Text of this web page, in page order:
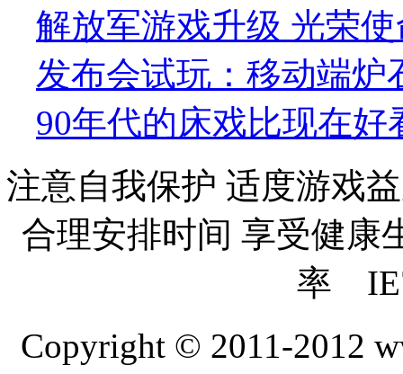
解放军游戏升级 光荣
发布会试玩：移动端炉
90年代的床戏比现在
注意自我保护 适度游戏
合理安排时间 享受健康
率
Copyright © 2011-2012